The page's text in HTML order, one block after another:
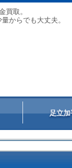
買取。
からでも大丈夫。
足立加